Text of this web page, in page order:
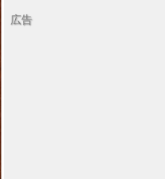
広告